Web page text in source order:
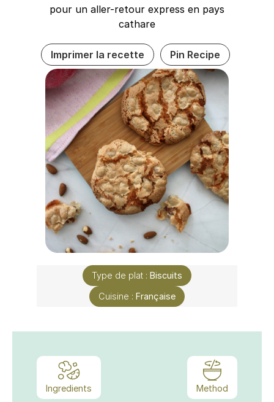
pour un aller-retour express en pays
cathare
Imprimer la recette Pin Recipe
Type de plat : Biscuits
Cuisine : Française
Ingredients Method